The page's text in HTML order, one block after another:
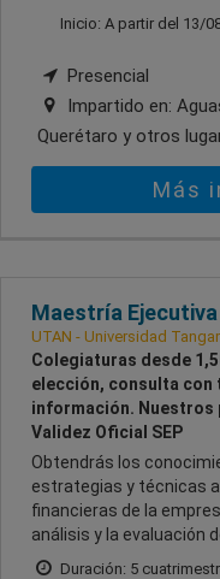
Inicio: A partir del 13/
Presencial
Impartido en:
Querétaro y otros
Más
Maestría
UTAN - Universidad
Colegiaturas desde
elección, consulta con
información. Nuestros
Validez Oficial SEP
Obtendrás los
estrategias y técnicas
financieras de la
análisis y la evaluación
Duración: 5